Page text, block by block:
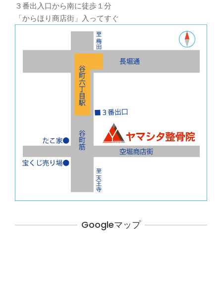
３番出入口から南に徒歩１分
「からほり商店街」入ってすぐ
Googleマップ